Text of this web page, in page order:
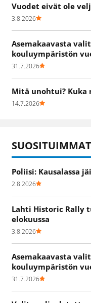
Vuodet eivät ole
3.8.2026
Asemakaavasta
kouluympäristön
31.7.2026
Mitä unohtui? Kuka
14.7.2026
SUOSITUIMMAT
Poliisi: Kausalassa
2.8.2026
Lahti Historic Rally
elokuussa
3.8.2026
Asemakaavasta
kouluympäristön
31.7.2026